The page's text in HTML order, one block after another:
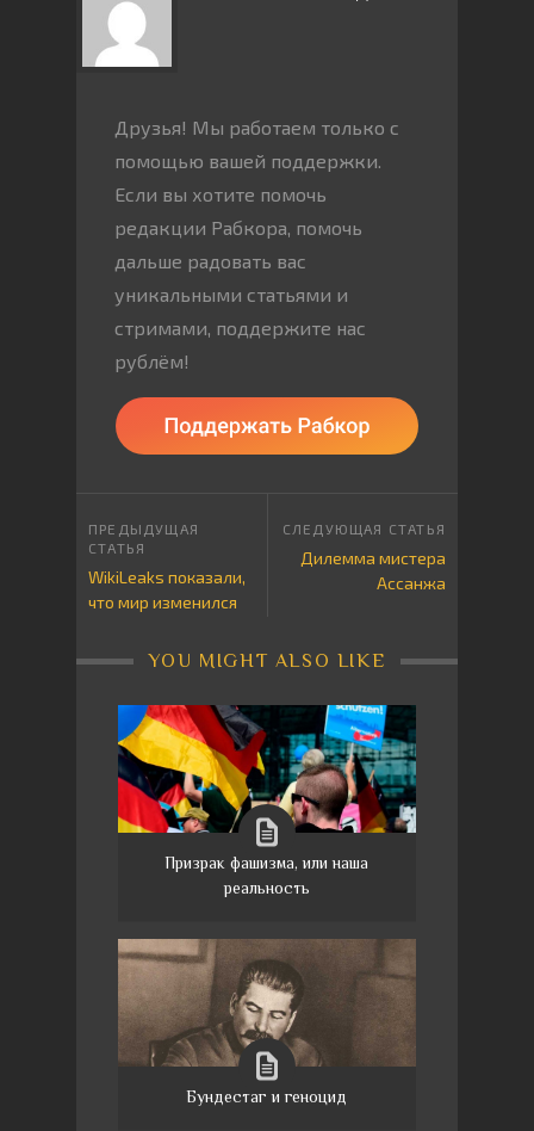
Друзья! Мы работаем только с
помощью вашей поддержки.
Если вы хотите помочь
редакции Рабкора, помочь
дальше радовать вас
уникальными статьями и
стримами, поддержите нас
рублём!
WikiLeaks показали,
что мир изменился
Дилемма мистера
Ассанжа
YOU MIGHT ALSO LIKE
Призрак фашизма, или наша
реальность
Бундестаг и геноцид